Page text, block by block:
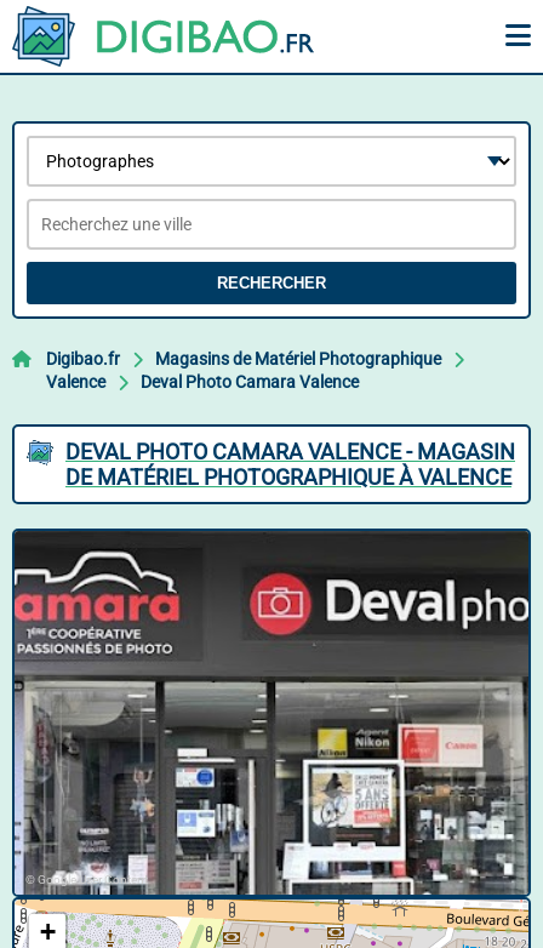
RECHERCHER
Digibao.fr
Magasins de Matériel Photographique
Valence
Deval Photo Camara Valence
DEVAL PHOTO CAMARA VALENCE - MAGASIN
DE MATÉRIEL PHOTOGRAPHIQUE À VALENCE
© Google User Content
+